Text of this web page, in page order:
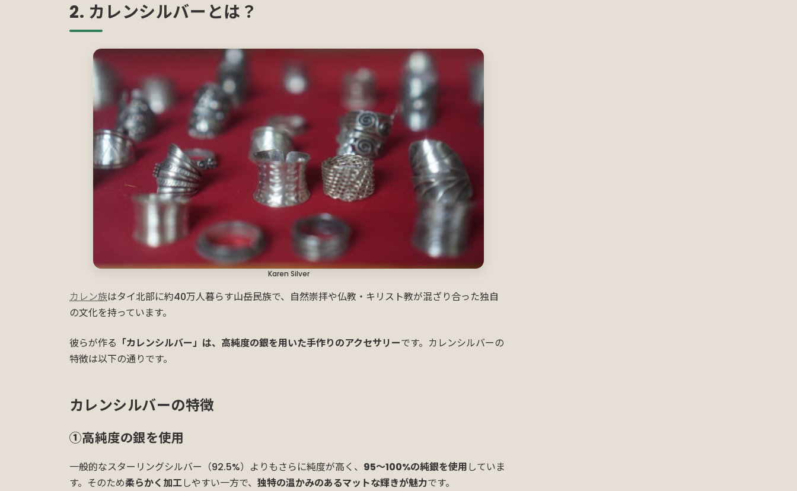
2. カレンシルバーとは？
Karen Silver
カレン族はタイ北部に約40万人暮らす山岳民族で、自然崇拝や仏教・キリスト教が混ざり合った独自
の文化を持っています。
彼らが作る 「カレンシルバー」は、高純度の銀を用いた手作りのアクセサリーです。カレンシルバーの
特徴は以下の通りです。
カレンシルバーの特徴
①高純度の銀を使用
一般的なスターリングシルバー（92.5%）よりもさらに純度が高く、 95〜100%の純銀を使用 していま
す。そのため柔らかく加工しやすい一方で、 独特の温かみのあるマットな輝きが魅力です。